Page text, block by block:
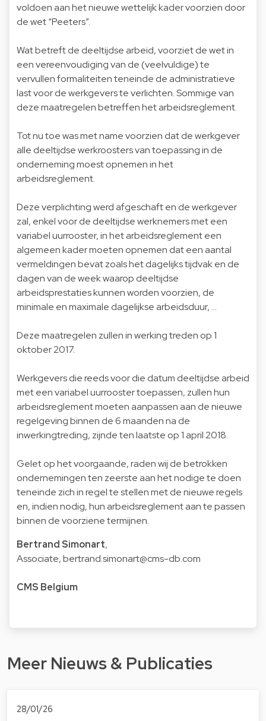
voldoen aan het nieuwe wettelijk kader voorzien door
de wet “Peeters”.
Wat betreft de deeltijdse arbeid, voorziet de wet in
een vereenvoudiging van de (veelvuldige) te
vervullen formaliteiten teneinde de administratieve
last voor de werkgevers te verlichten. Sommige van
deze maatregelen betreffen het arbeidsreglement.
Tot nu toe was met name voorzien dat de werkgever
alle deeltijdse werkroosters van toepassing in de
onderneming moest opnemen in het
arbeidsreglement.
Deze verplichting werd afgeschaft en de werkgever
zal, enkel voor de deeltijdse werknemers met een
variabel uurrooster, in het arbeidsreglement een
algemeen kader moeten opnemen dat een aantal
vermeldingen bevat zoals het dagelijks tijdvak en de
dagen van de week waarop deeltijdse
arbeidsprestaties kunnen worden voorzien, de
minimale en maximale dagelijkse arbeidsduur, …
Deze maatregelen zullen in werking treden op 1
oktober 2017.
Werkgevers die reeds voor die datum deeltijdse arbeid
met een variabel uurrooster toepassen, zullen hun
arbeidsreglement moeten aanpassen aan de nieuwe
regelgeving binnen de 6 maanden na de
inwerkingtreding, zijnde ten laatste op 1 april 2018.
Gelet op het voorgaande, raden wij de betrokken
ondernemingen ten zeerste aan het nodige te doen
teneinde zich in regel te stellen met de nieuwe regels
en, indien nodig, hun arbeidsreglement aan te passen
binnen de voorziene termijnen.
Bertrand Simonart,
Associate,bertrand.simonart@cms-db.com
CMS Belgium
Meer Nieuws & Publicaties
28/01/26